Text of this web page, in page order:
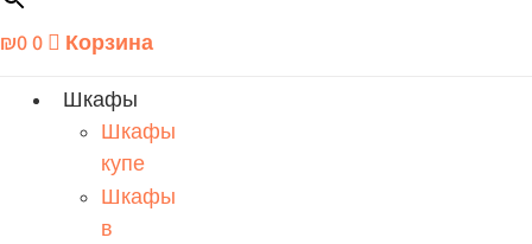
₪00 Корзина
Шкафы
Шкафы
купе
Шкафы
в